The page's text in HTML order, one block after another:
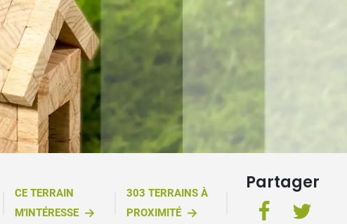
CE TERRAIN
M'INTÉRESSE
303 TERRAINS À
PROXIMITÉ
Partager